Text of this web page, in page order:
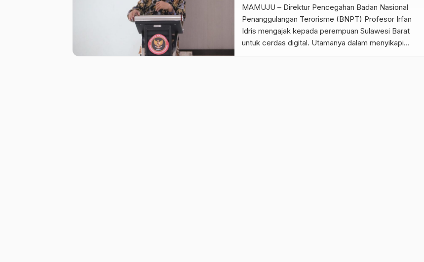
MAMUJU – Direktur Pencegahan Badan Nasional
Penanggulangan Terorisme (BNPT) Profesor Irfan
Idris mengajak kepada perempuan Sulawesi Barat
untuk cerdas digital. Utamanya dalam menyikapi